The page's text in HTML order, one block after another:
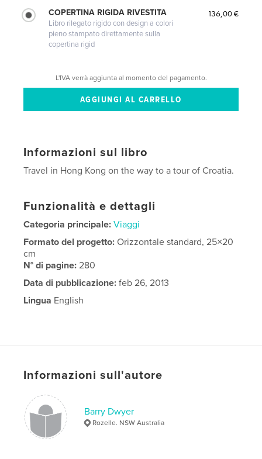
COPERTINA RIGIDA RIVESTITA
Libro rilegato rigido con design a colori
pieno stampato direttamente sulla
copertina rigid
136,00 €
L'IVA verrà aggiunta al momento del pagamento.
Informazioni sul libro
Travel in Hong Kong on the way to a tour of Croatia.
Funzionalità e dettagli
Categoria principale: Viaggi
Formato del progetto:Orizzontale standard, 25×20
cm
N° di pagine:280
Data di pubblicazione: feb 26, 2013
Lingua English
Informazioni sull'autore
Barry Dwyer
Rozelle. NSW Australia